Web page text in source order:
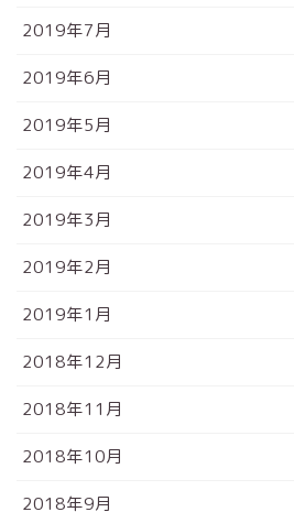
2019年7月
2019年6月
2019年5月
2019年4月
2019年3月
2019年2月
2019年1月
2018年12月
2018年11月
2018年10月
2018年9月